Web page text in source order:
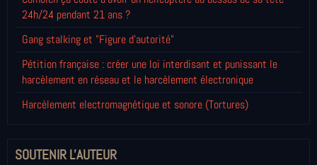
24h/24 pendant 21 ans ?
Gang stalking et "Figure d'autorité"
Pétition française : créer une loi interdisant et punissant le
harcèlement en réseau et le harcèlement électronique
Harcèlement electromagnétique et sonore (Tortures)
SOUTENIR L'AUTEUR